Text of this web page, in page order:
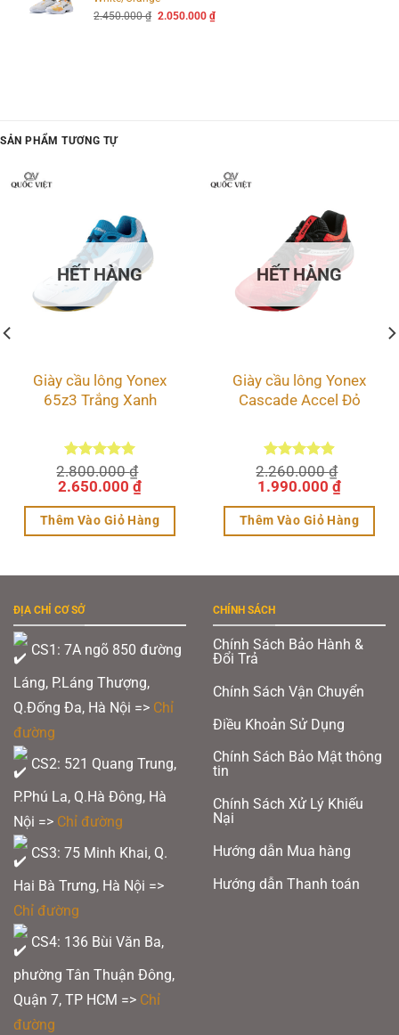
2.450.000₫ Giá
2.050.000 ₫Giá
SẢN PHẨM TƯƠNG TỰ
HẾT HÀNG
Giày cầu lông Yonex
65z3 Trắng Xanh
Được xếp
hạng 5.00
2.800.000₫
Giá
là:
2.800.000 ₫.
2.650.000 ₫Giá
tại
là:
Thêm Vào Giỏ Hàng
phẩm
nhiều
thể.
Các
chọn
có
thể
chọn
trên
sản
HẾT HÀNG
Giày cầu lông Yonex
Cascade Accel Đỏ
Được xếp
hạng 4.89
2.260.000₫
Giá
là:
2.260.000 ₫.
1.990.000 ₫Giá
tại
là:
Thêm Vào Giỏ Hàng
phẩm
nhiều
thể.
Các
chọn
thể
chọn
trên
ĐỊA CHỈ CƠ SỞ
CS1: 7A ngõ 850 đường
Láng, P.Láng Thượng,
Q.Đống Đa, Hà Nội => Chỉ
đường
CS2: 521 Quang Trung,
P.Phú La, Q.Hà Đông, Hà
Nội => Chỉ đường
CS3: 75 Minh Khai, Q.
Hai Bà Trưng, Hà Nội =>
Chỉ đường
CS4: 136 Bùi Văn Ba,
phường Tân Thuận Đông,
Quận 7, TP HCM => Chỉ
đường
CHÍNH SÁCH
Chính Sách Bảo Hành &
Đổi Trả
Chính Sách Vận Chuyển
Điều Khoản Sử Dụng
Chính Sách Bảo Mật thông
tin
Chính Sách Xử Lý Khiếu
Nại
Hướng dẫn Mua hàng
Hướng dẫn Thanh toán